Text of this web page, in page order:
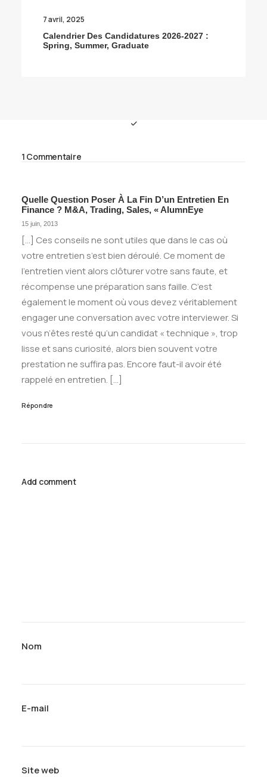
7 avril, 2025
Calendrier Des Candidatures 2026-2027 :
Spring, Summer, Graduate
1 Commentaire
Quelle Question Poser À La Fin D’un Entretien En
Finance ? M&A, Trading, Sales, « AlumnEye
15 juin, 2013
[…] Ces conseils ne sont utiles que dans le cas où
votre entretien s’est bien déroulé. Ce moment de
l’entretien vient alors clôturer votre sans faute, et
récompense une préparation sans faille. C’est
également le moment où vous devez véritablement
engager une conversation avec votre interviewer. Si
vous n’êtes resté qu’un candidat « technique », trop
lisse et sans curiosité, alors bien souvent votre
prestation ne suffira pas. Encore faut-il avoir été
rappelé en entretien. […]
Répondre
Add comment
Nom
E-mail
Site web